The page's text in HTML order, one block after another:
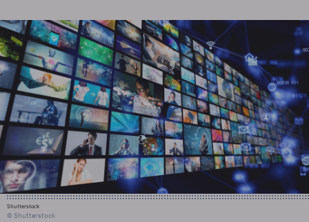
Shutterstock
© Shutterstock